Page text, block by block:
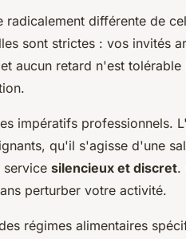
radicalement différente de
sont strictes : vos invités
aucun retard n'est
impératifs professionnels.
qu'il s'agisse d'une
service silencieux et discret.
perturber votre activité.
régimes alimentaires